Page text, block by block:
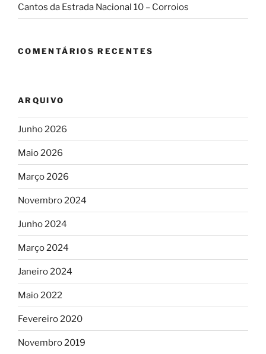
Cantos da Estrada Nacional 10 – Corroios
COMENTÁRIOS RECENTES
ARQUIVO
Junho 2026
Maio 2026
Março 2026
Novembro 2024
Junho 2024
Março 2024
Janeiro 2024
Maio 2022
Fevereiro 2020
Novembro 2019